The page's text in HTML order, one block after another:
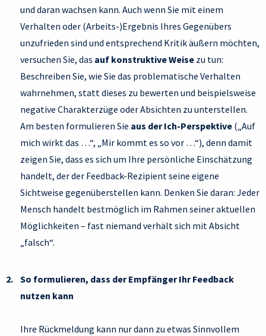
und daran wachsen kann. Auch wenn Sie mit einem
Verhalten oder (Arbeits-)Ergebnis Ihres Gegenübers
unzufrieden sind und entsprechend Kritik äußern möchten,
versuchen Sie, das auf konstruktive Weise zu tun:
Beschreiben Sie, wie Sie das problematische Verhalten
wahrnehmen, statt dieses zu bewerten und beispielsweise
negative Charakterzüge oder Absichten zu unterstellen.
Am besten formulieren Sie aus der Ich-Perspektive („Auf
mich wirkt das …“, „Mir kommt es so vor …“), denn damit
zeigen Sie, dass es sich um Ihre persönliche Einschätzung
handelt, der der Feedback-Rezipient seine eigene
Sichtweise gegenüberstellen kann. Denken Sie daran: Jeder
Mensch handelt bestmöglich im Rahmen seiner aktuellen
Möglichkeiten – fast niemand verhält sich mit Absicht
„falsch“.
So formulieren, dass der Empfänger Ihr Feedback
nutzen kann
Ihre Rückmeldung kann nur dann zu etwas Sinnvollem